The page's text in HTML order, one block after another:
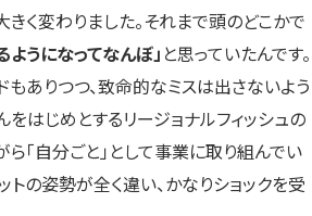
く変わりました。それまで頭のどこかで
ようになってなんぼ」 と思っていたんです。
もありつつ、致命的なミスは出さないよう
をはじめとするリージョナルフィッシュの
ら「自分ごと」として事業に取り組んでい
トの姿勢が全く違い、かなりショックを受